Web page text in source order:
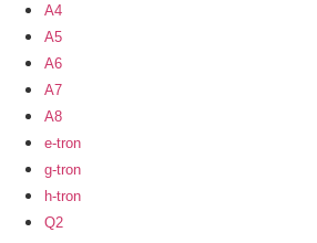
A4
A5
A6
A7
A8
e-tron
g-tron
h-tron
Q2